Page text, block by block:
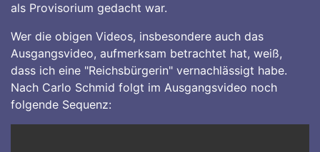
als Provisorium gedacht war.
Wer die obigen Videos, insbesondere auch das
Ausgangsvideo, aufmerksam betrachtet hat, weiß,
dass ich eine "Reichsbürgerin" vernachlässigt habe.
Nach Carlo Schmid folgt im Ausgangsvideo noch
folgende Sequenz: